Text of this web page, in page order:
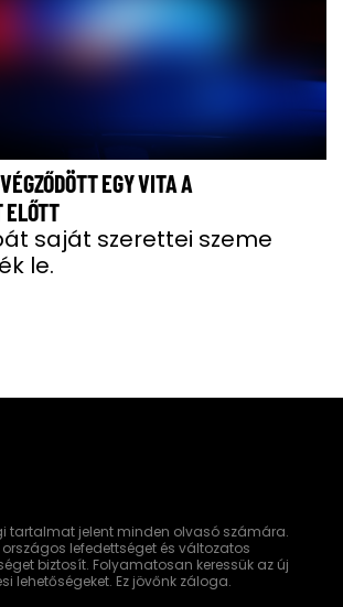
EGY VITA A
ELŐTT
saját szerettei szeme
le.
tartalmat jelent minden olvasó számára.
országos lefedettséget és változatos
biztosít. Folyamatosan keressük az új
lehetőségeket. Ez jövőnk záloga.